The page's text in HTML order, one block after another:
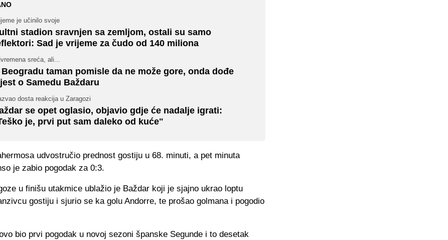
je učinilo svoje
stadion sravnjen sa zemljom, ostali su samo
Sad je vrijeme za čudo od 140 miliona
sreća, ali...
Beogradu taman pomisle da ne može gore, onda dođe
o Samedu Baždaru
dosta reakcija u Zaragozi
se opet oglasio, objavio gdje će nadalje igrati:
je, prvi put sam daleko od kuće"
udvostručio prednost gostiju u 68. minuti, a pet minuta
je zabio pogodak za 0:3.
u finišu utakmice ublažio je Baždar koji je sjajno ukrao loptu
gostiju i sjurio se ka golu Andorre, te prošao golmana i pogodio
bio prvi pogodak u novoj sezoni španske Segunde i to desetak